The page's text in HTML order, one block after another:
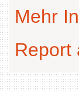
Mehr
Report